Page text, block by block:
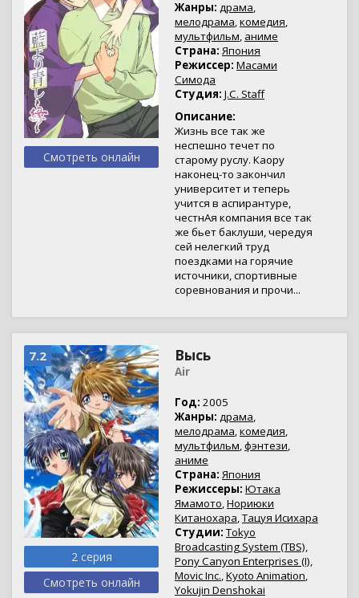
Смотреть онлайн
Жанры: драма,
мелодрама,комедия,
мультфильм, аниме
Страна: Япония
Режиссер: Масами
Симода
Студия: J.C. Staff
Описание:
Жизнь все так же
неспешно течет по
старому руслу. Каору
наконец-то закончил
университет и теперь
учится в аспирантуре,
честнАя компания все так
же бьет баклуши, чередуя
сей нелегкий труд
поездками на горячие
источники, спортивные
соревнования и прочи...
7.2
2 серия
Смотреть онлайн
Высь
Air
Год: 2005
Жанры: драма,
мелодрама,комедия,
мультфильм,фэнтези,
аниме
Страна: Япония
Режиссеры: Ютака
Ямамото,Нориюки
Китанохара,Тацуя Исихара
Студии: Tokyo
Broadcasting System (TBS),
Pony Canyon Enterprises (I),
Movic Inc.,Kyoto Animation,
Yokujin Denshokai